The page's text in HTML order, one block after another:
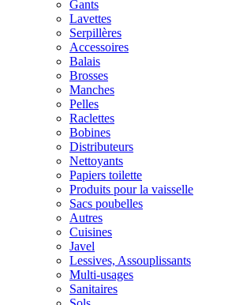
Gants
Lavettes
Serpillères
Accessoires
Balais
Brosses
Manches
Pelles
Raclettes
Bobines
Distributeurs
Nettoyants
Papiers toilette
Produits pour la vaisselle
Sacs poubelles
Autres
Cuisines
Javel
Lessives, Assouplissants
Multi-usages
Sanitaires